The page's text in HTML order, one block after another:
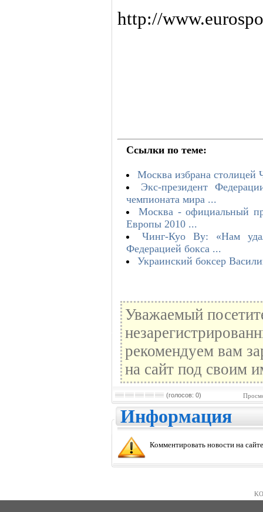
http://
Ссылки по теме:
Москва избрана столицей
Экс-президент
чемпионата мира ...
Москва - официальный
Европы 2010 ...
Чинг-Куо Ву: «Нам
Федерацией бокса ...
Украинский боксер
Уважаемый
рекомендуем вам
на сайт под своим
(голосов: 0)
Информация
Комментировать новости на